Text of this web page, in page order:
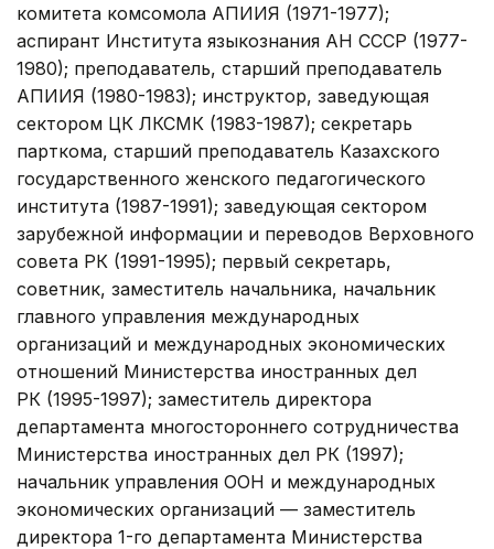
комитета комсомола АПИИЯ (1971-1977);
аспирант Института языкознания АН СССР (1977-
1980); преподаватель, старший преподаватель
АПИИЯ (1980-1983); инструктор, заведующая
сектором ЦК ЛКСМК (1983-1987); секретарь
парткома, старший преподаватель Казахского
государственного женского педагогического
института (1987-1991); заведующая сектором
зарубежной информации и переводов Верховного
совета РК (1991-1995); первый секретарь,
советник, заместитель начальника, начальник
главного управления международных
организаций и международных экономических
отношений Министерства иностранных дел
РК (1995-1997); заместитель директора
департамента многостороннего сотрудничества
Министерства иностранных дел РК (1997);
начальник управления ООН и международных
экономических организаций — заместитель
директора 1-го департамента Министерства